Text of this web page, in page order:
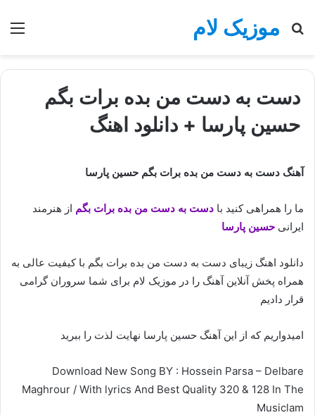
موزیک لام
جستجو
دست به دست من بده برات بگم
حسین پارسا + دانلود اهنگ
آهنگ دست به دست من بده برات بگم حسین پارسا
ما را همراهی کنید با دست به دست من بده برات بگم از هنرمند
ایرانی حسین پارسا
دانلود اهنگ زیبای دست به دست من بده برات بگم با کیفیت عالی به
همراه پخش آنلاین آهنگ را در موزیک لام برای شما سروران گرامی
قرار دادیم
امیدواریم که از این آهنگ حسین پارسا نهایت لذت را ببرید
Download New Song BY : Hossein Parsa – Delbare
Maghrour / With lyrics And Best Quality 320 & 128 In The
Musiclam